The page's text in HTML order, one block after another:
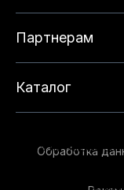
Партнерам
Каталог
Обработка
опыта на нашем
данный сайт, вы